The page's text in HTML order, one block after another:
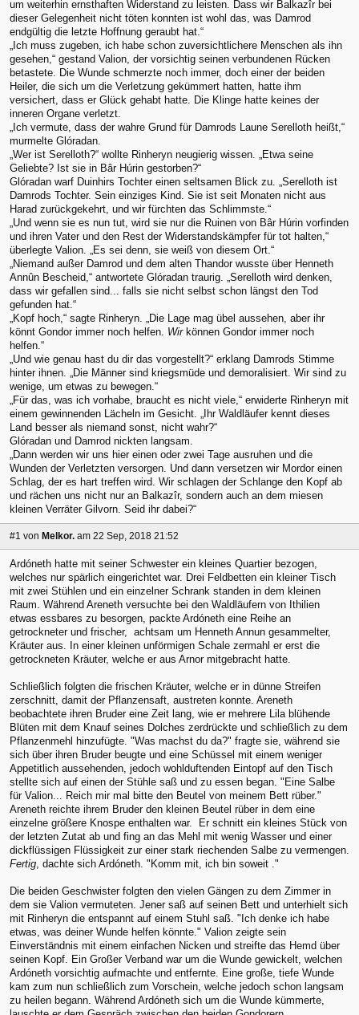
um weiterhin ernsthaften Widerstand zu leisten. Dass wir Balkazîr bei
dieser Gelegenheit nicht töten konnten ist wohl das, was Damrod
endgültig die letzte Hoffnung geraubt hat.“
„Ich muss zugeben, ich habe schon zuversichtlichere Menschen als ihn
gesehen,“ gestand Valion, der vorsichtig seinen verbundenen Rücken
betastete. Die Wunde schmerzte noch immer, doch einer der beiden
Heiler, die sich um die Verletzung gekümmert hatten, hatte ihm
versichert, dass er Glück gehabt hatte. Die Klinge hatte keines der
inneren Organe verletzt.
„Ich vermute, dass der wahre Grund für Damrods Laune Serelloth heißt,“
murmelte Glóradan.
„Wer ist Serelloth?“ wollte Rinheryn neugierig wissen. „Etwa seine
Geliebte? Ist sie in Bâr Húrin gestorben?“
Glóradan warf Duinhirs Tochter einen seltsamen Blick zu. „Serelloth ist
Damrods Tochter. Sein einziges Kind. Sie ist seit Monaten nicht aus
Harad zurückgekehrt, und wir fürchten das Schlimmste.“
„Und wenn sie es nun tut, wird sie nur die Ruinen von Bâr Húrin vorfinden
und ihren Vater und den Rest der Widerstandskämpfer für tot halten,“
überlegte Valion. „Es sei denn, sie weiß von diesem Ort.“
„Niemand außer Damrod und dem alten Thandor wusste über Henneth
Annûn Bescheid,“ antwortete Glóradan traurig. „Serelloth wird denken,
dass wir gefallen sind... falls sie nicht selbst schon längst den Tod
gefunden hat.“
„Kopf hoch,“ sagte Rinheryn. „Die Lage mag übel aussehen, aber ihr
könnt Gondor immer noch helfen. Wirkönnen Gondor immer noch
helfen.“
„Und wie genau hast du dir das vorgestellt?“ erklang Damrods Stimme
hinter ihnen. „Die Männer sind kriegsmüde und demoralisiert. Wir sind zu
wenige, um etwas zu bewegen.“
„Für das, was ich vorhabe, braucht es nicht viele,“ erwiderte Rinheryn mit
einem gewinnenden Lächeln im Gesicht. „Ihr Waldläufer kennt dieses
Land besser als niemand sonst, nicht wahr?“
Glóradan und Damrod nickten langsam.
„Dann werden wir uns hier einen oder zwei Tage ausruhen und die
Wunden der Verletzten versorgen. Und dann versetzen wir Mordor einen
Schlag, der es hart treffen wird. Wir schlagen der Schlange den Kopf ab
und rächen uns nicht nur an Balkazîr, sondern auch an dem miesen
kleinen Verräter Gilvorn. Seid ihr dabei?“
#1 von Melkor. am 22 Sep, 2018 21:52
Ardóneth hatte mit seiner Schwester ein kleines Quartier bezogen,
welches nur spärlich eingerichtet war. Drei Feldbetten ein kleiner Tisch
mit zwei Stühlen und ein einzelner Schrank standen in dem kleinen
Raum. Während Areneth versuchte bei den Waldläufern von Ithilien
etwas essbares zu besorgen, packte Ardóneth eine Reihe an
getrockneter und frischer, achtsam um Henneth Annun gesammelter,
Kräuter aus. In einer kleinen unförmigen Schale zermahl er erst die
getrockneten Kräuter, welche er aus Arnor mitgebracht hatte.
Schließlich folgten die frischen Kräuter, welche er in dünne Streifen
zerschnitt, damit der Pflanzensaft, austreten konnte. Areneth
beobachtete ihren Bruder eine Zeit lang, wie er mehrere Lila blühende
Blüten mit dem Knauf seines Dolches zerdrückte und schließlich zu dem
Pflanzenmehl hinzufügte. "Was machst du da?" fragte sie, während sie
sich über ihren Bruder beugte und eine Schüssel mit einem weniger
Appetitlich aussehenden, jedoch wohlduftenden Eintopf auf den Tisch
stellte sich auf einen der Stühle saß und zu essen began. "Eine Salbe
für Valion... Reich mir mal bitte den Beutel von meinem Bett rüber."
Areneth reichte ihrem Bruder den kleinen Beutel rüber in dem eine
einzelne größere Knospe enthalten war. Er schnitt ein kleines Stück von
der letzten Zutat ab und fing an das Mehl mit wenig Wasser und einer
dickflüssigen Flüssigkeit zur einer stark riechenden Salbe zu vermengen.
Fertig , dachte sich Ardóneth. "Komm mit, ich bin soweit ."
Die beiden Geschwister folgten den vielen Gängen zu dem Zimmer in
dem sie Valion vermuteten. Jener saß auf seinen Bett und unterhielt sich
mit Rinheryn die entspannt auf einem Stuhl saß. "Ich denke ich habe
etwas, was deiner Wunde helfen könnte." Valion zeigte sein
Einverständnis mit einem einfachen Nicken und streifte das Hemd über
seinen Kopf. Ein Großer Verband war um die Wunde gewickelt, welchen
Ardóneth vorsichtig aufmachte und entfernte. Eine große, tiefe Wunde
kam zum nun schließlich zum Vorschein, welche jedoch schon langsam
zu heilen begann. Während Ardóneth sich um die Wunde kümmerte,